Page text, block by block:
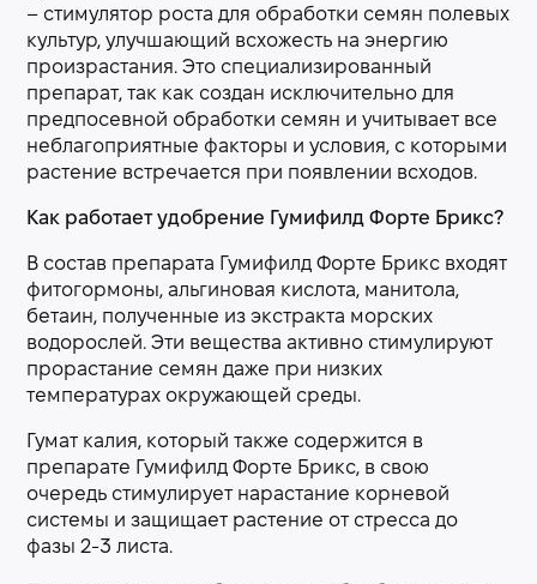
– стимулятор роста для обработки семян полевых
культур, улучшающий всхожесть на энергию
произрастания. Это специализированный
препарат, так как создан исключительно для
предпосевной обработки семян и учитывает все
неблагоприятные факторы и условия, с которыми
растение встречается при появлении всходов.
Как работает удобрение Гумифилд Форте Брикс?
В состав препарата Гумифилд Форте Брикс входят
фитогормоны, альгиновая кислота, манитола,
бетаин, полученные из экстракта морских
водорослей. Эти вещества активно стимулируют
прорастание семян даже при низких
температурах окружающей среды.
Гумат калия, который также содержится в
препарате Гумифилд Форте Брикс, в свою
очередь стимулирует нарастание корневой
системы и защищает растение от стресса до
фазы 2-3 листа.